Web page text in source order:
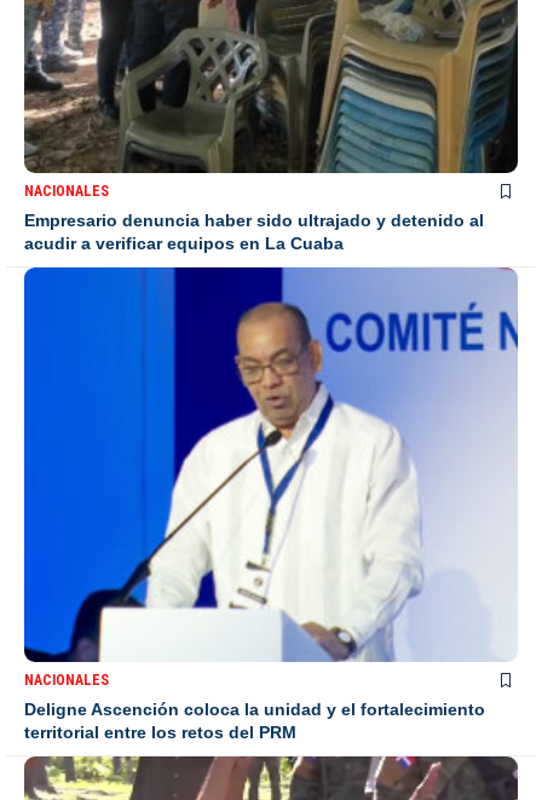
NACIONALES
Empresario denuncia haber sido ultrajado y detenido al
acudir a verificar equipos en La Cuaba
NACIONALES
Deligne Ascención coloca la unidad y el fortalecimiento
territorial entre los retos del PRM